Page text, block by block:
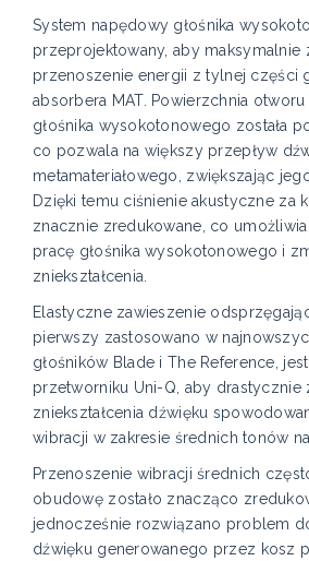
System napędowy głośnika
przeprojektowany, aby maksymalnie
przenoszenie energii z tylnej części
absorbera MAT. Powierzchnia
głośnika wysokotonowego została
co pozwala na większy przepływ
metamateriałowego, zwiększając
Dzięki temu ciśnienie akustyczne za
znacznie zredukowane, co
pracę głośnika wysokotonowego i
zniekształcenia.
Elastyczne zawieszenie
pierwszy zastosowano w
głośników Blade i The Reference,
przetworniku Uni-Q, aby drastycznie
zniekształcenia dźwięku
wibracji w zakresie średnich tonów
Przenoszenie wibracji średnich
obudowę zostało znacząco
jednocześnie rozwiązano problem
dźwięku generowanego przez kosz